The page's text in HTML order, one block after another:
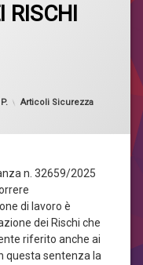
RISCHI
il 9 Febbraio 2026
Categorie:
Articoli Sicurezza
n. 32659/2025
di lavoro è
dei Rischi che
riferito anche ai
questa sentenza la